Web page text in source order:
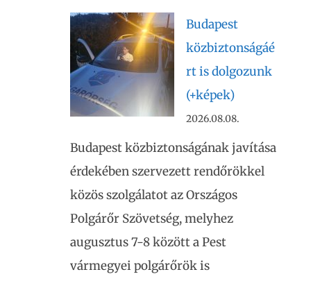
Budapest
közbiztonságáé
rt is dolgozunk
(+képek)
2026.08.08.
Budapest közbiztonságának javítása
érdekében szervezett rendőrökkel
közös szolgálatot az Országos
Polgárőr Szövetség, melyhez
augusztus 7-8 között a Pest
vármegyei polgárőrök is